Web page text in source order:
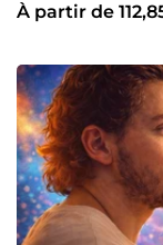
À partir de